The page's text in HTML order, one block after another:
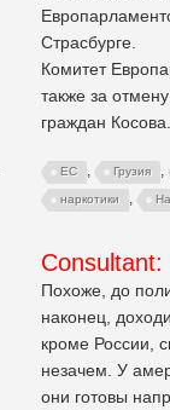
Страсбурге.
Комитет
также за
граждан Косова.
ЕС , Грузия ,
наркотики ,
Похоже, до
наконец,
кроме России,
незачем. У
они готовы